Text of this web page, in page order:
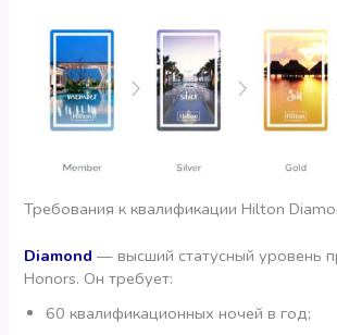
Требования к квалификации Hilton
Diamond — высший статусный уровень
Honors. Он требует:
60 квалификационных ночей в год;